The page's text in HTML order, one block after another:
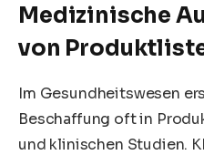
Medizinische
von
Im Gesundheitswesen
Beschaffung oft in
und klinischen Studien.